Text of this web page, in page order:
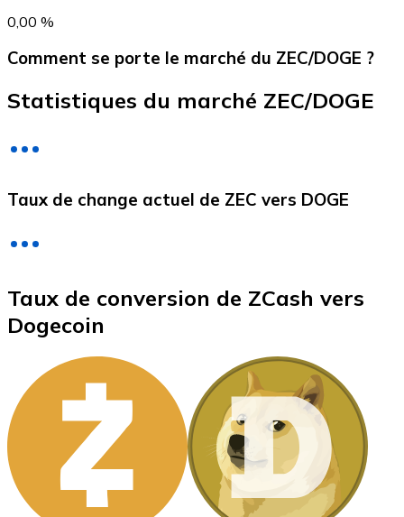
0,00 %
Comment se porte le marché du ZEC/DOGE ?
Statistiques du marché ZEC/DOGE
Taux de change actuel de ZEC vers DOGE
Taux de conversion de ZCash vers
Dogecoin